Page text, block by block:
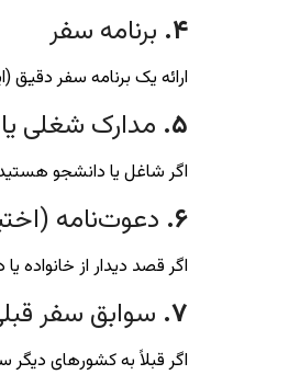
۴. برنامه سفر
ارائه یک برنامه سفر
۵. مدارک شغلی
اگر شاغل یا دانشجو
۶. دعوت‌نامه
اگر قصد دیدار از خانواده
۷. سوابق سفر
اگر قبلاً به کشورهای دیگر